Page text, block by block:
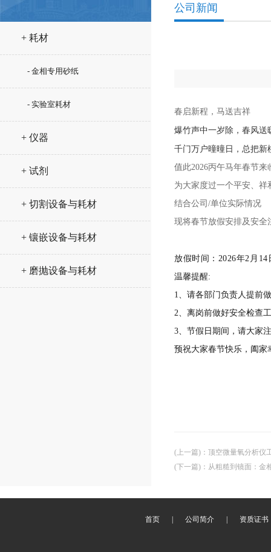
+ 耗材
- 金相专用砂纸
- 实验室耗材
+ 仪器
+ 试剂
+ 切割设备与耗材
+ 镶嵌设备与耗材
+ 磨抛设备与耗材
公司新闻
春启新程，马送吉祥
爆竹声中一岁除，春风送
千门万户曈曈日，总把新
值此2026丙午马年春节来
为大家度过一个平安、祥
结合公司/单位实际情况
现将春节放假安排及安全
放假时间：2026年2月
温馨提醒:
1、请各部门负责人提前
2、离岗前做好安全检查
3、节假日期间，请大家
预祝大家春节快乐，阖家
(上一篇) ： 顶空微量氧分析仪
(下一篇) ： 从粗糙到镜面：金
首页 | 公司简介 | 资质证书